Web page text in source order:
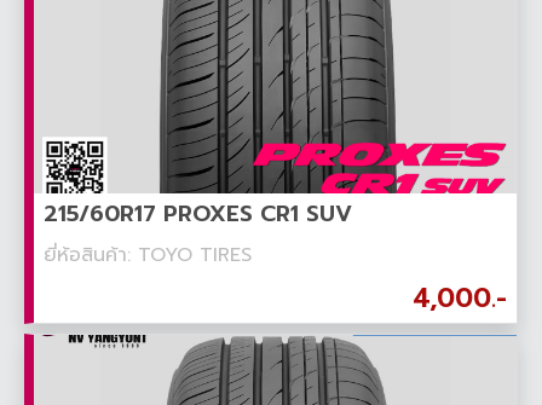
215/60R17 PROXES CR1 SUV
ยี่ห้อสินค้า: TOYO TIRES
4,000.-